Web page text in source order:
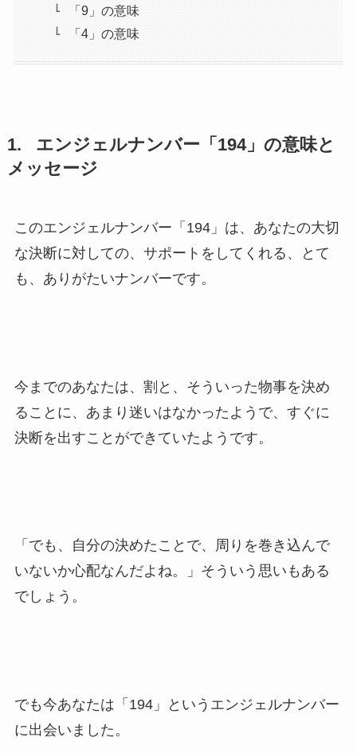
「9」の意味
「4」の意味
1. エンジェルナンバー「194」の意味と
メッセージ
このエンジェルナンバー「194」は、あなたの大切
な決断に対しての、サポートをしてくれる、とて
も、ありがたいナンバーです。
今までのあなたは、割と、そういった物事を決め
ることに、あまり迷いはなかったようで、すぐに
決断を出すことができていたようです。
「でも、自分の決めたことで、周りを巻き込んで
いないか心配なんだよね。」そういう思いもある
でしょう。
でも今あなたは「194」というエンジェルナンバー
に出会いました。